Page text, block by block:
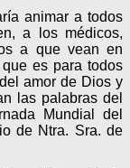
animar a todos
a los médicos,
a que vean en
es para todos
amor de Dios y
las palabras del
Mundial del
de Ntra. Sra. de